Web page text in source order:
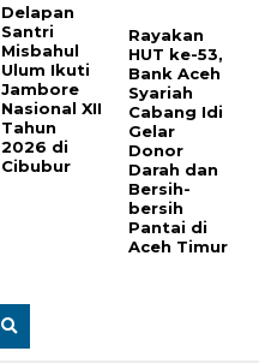
Delapan
Santri
Misbahul
Ulum Ikuti
Jambore
Nasional XII
Tahun
2026 di
Cibubur
Rayakan
HUT ke-53,
Bank Aceh
Syariah
Cabang Idi
Gelar
Donor
Darah dan
Bersih-
bersih
Pantai di
Aceh Timur